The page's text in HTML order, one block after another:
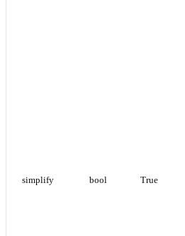
simplify bool True